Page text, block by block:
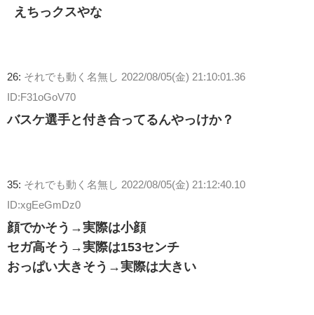
えちっクスやな
26: それでも動く名無し 2022/08/05(金) 21:10:01.36
ID:F31oGoV70
バスケ選手と付き合ってるんやっけか？
35: それでも動く名無し 2022/08/05(金) 21:12:40.10
ID:xgEeGmDz0
顔でかそう→実際は小顔
セガ高そう→実際は153センチ
おっぱい大きそう→実際は大きい